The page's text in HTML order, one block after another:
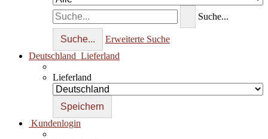
Suche...
Suche...
Erweiterte Suche
Deutschland Lieferland
Lieferland
Kundenlogin